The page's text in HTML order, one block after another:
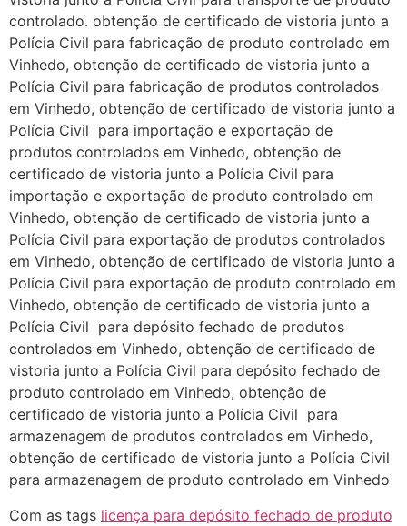
controlado. obtenção de certificado de vistoria junto a
Polícia Civil para fabricação de produto controlado em
Vinhedo, obtenção de certificado de vistoria junto a
Polícia Civil para fabricação de produtos controlados
em Vinhedo, obtenção de certificado de vistoria junto a
Polícia Civil para importação e exportação de
produtos controlados em Vinhedo, obtenção de
certificado de vistoria junto a Polícia Civil para
importação e exportação de produto controlado em
Vinhedo, obtenção de certificado de vistoria junto a
Polícia Civil para exportação de produtos controlados
em Vinhedo, obtenção de certificado de vistoria junto a
Polícia Civil para exportação de produto controlado em
Vinhedo, obtenção de certificado de vistoria junto a
Polícia Civil para depósito fechado de produtos
controlados em Vinhedo, obtenção de certificado de
vistoria junto a Polícia Civil para depósito fechado de
produto controlado em Vinhedo, obtenção de
certificado de vistoria junto a Polícia Civil para
armazenagem de produtos controlados em Vinhedo,
obtenção de certificado de vistoria junto a Polícia Civil
para armazenagem de produto controlado em Vinhedo
Com as tags licença para depósito fechado de produto